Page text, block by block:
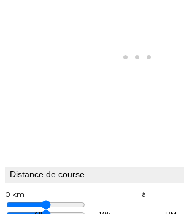
Distance de course
0 km à